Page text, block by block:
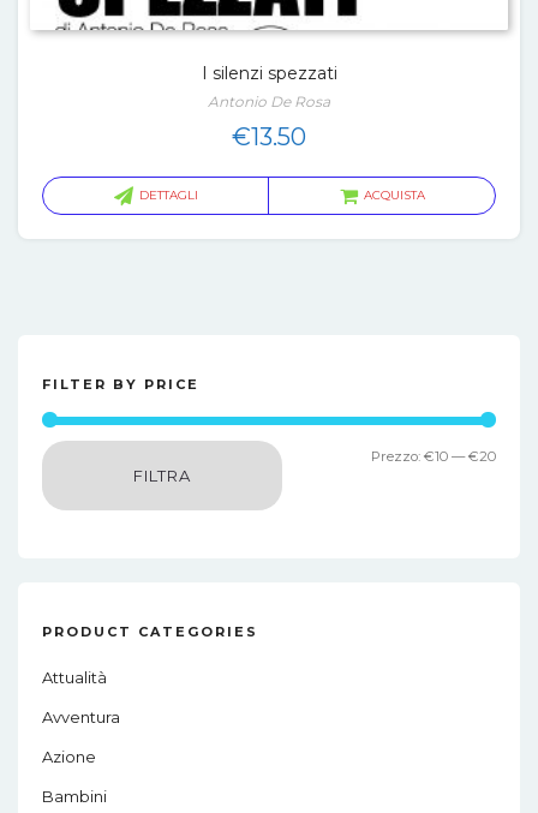
I silenzi spezzati
Antonio De Rosa
€13.50
DETTAGLI ACQUISTA
FILTER BY PRICE
FILTRA
Prezzo: €10 —€20
PRODUCT CATEGORIES
Attualità
Avventura
Azione
Bambini